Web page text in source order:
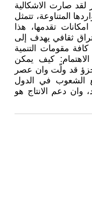
لقد صارت الاشكالية
المتناوعة، تتمثل
تقدمها، هذا
ثقافي يهدف إلى
كافة مقومات التنمية
كيف يمكن
قد ولّت وان عصر
الشعوب في الدول
وان دعم الانتاج هو